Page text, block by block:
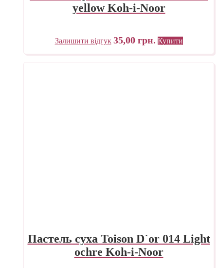
yellow Koh-i-Noor
Залишити відгук 35,00 грн. Купити
Пастель суха Toison D`or 014 Light
ochre Koh-i-Noor